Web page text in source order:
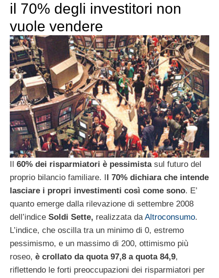
il 70% degli investitori non
vuole vendere
Il 60% dei risparmiatori è pessimistasul futuro del
proprio bilancio familiare. Il 70% dichiara che intende
lasciare i propri investimenti così come sono. E’
quanto emerge dalla rilevazione di settembre 2008
dell’indice Soldi Sette, realizzata daAltroconsumo.
L’indice, che oscilla tra un minimo di 0, estremo
pessimismo, e un massimo di 200, ottimismo più
roseo, è crollato da quota 97,8 a quota 84,9,
riflettendo le forti preoccupazioni dei risparmiatori per